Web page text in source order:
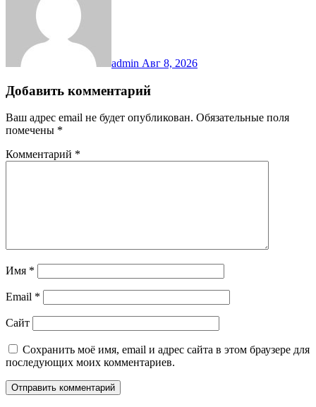
admin Авг 8, 2026
Добавить комментарий
Ваш адрес email не будет опубликован. Обязательные поля
помечены *
Комментарий *
Имя *
Email *
Сайт
Сохранить моё имя, email и адрес сайта в этом браузере для
последующих моих комментариев.